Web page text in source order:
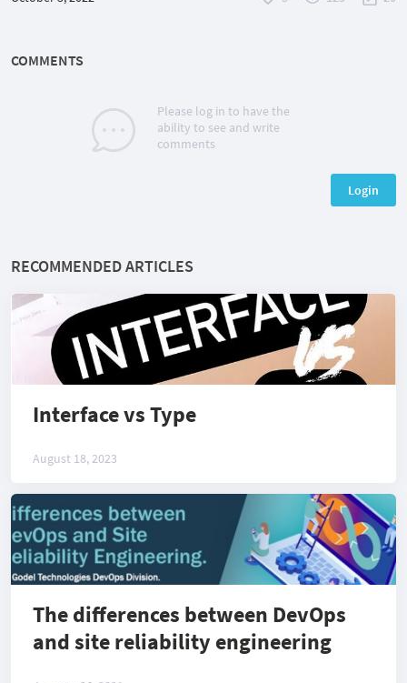
COMMENTS
Please log in to have the
ability to see and write
comments
Login
RECOMMENDED ARTICLES
Interface vs Type
August 18, 2023
The differences between DevOps
and site reliability engineering